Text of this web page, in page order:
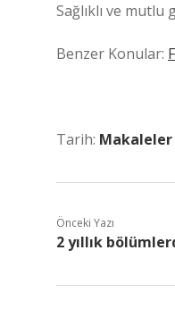
Sağlıklı ve mutlu
Benzer Konular:
Tarih: Makaleler
Önceki Yazı
2 yıllık